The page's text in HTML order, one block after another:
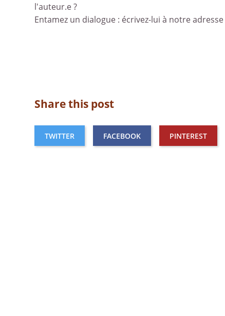
l'auteur.e ?
Entamez un dialogue : écrivez-lui à notre adresse
Share this post
TWITTER FACEBOOK PINTEREST